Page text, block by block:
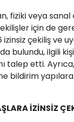
fiziki veya
için de
izinsiz çekiliş ve
bulundu, ilgili
talep etti.
bildirim
İZİNSİZ